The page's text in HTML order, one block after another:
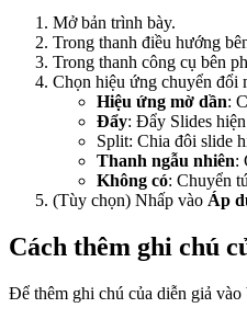
Mở bản trình bày.
Trong thanh điều hướng
Trong thanh công cụ bên
Chọn hiệu ứng chuyển đổi
Hiệu ứng mờ dần:
Đẩy: Đẩy Slides
Split: Chia đôi slide
Thanh ngẫu nhiên:
Không có: Chuyển
(Tùy chọn) Nhấp vào Áp
Cách thêm ghi chú
Để thêm ghi chú của diễn giả vào